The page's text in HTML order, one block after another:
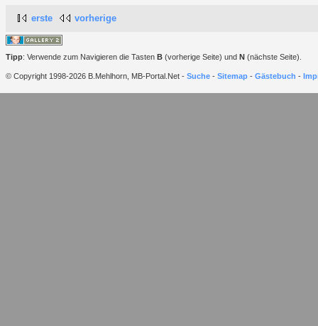
erste vorherige
Tipp: Verwende zum Navigieren die Tasten B (vorherige Seite) und N (nächste Seite).
© Copyright 1998-2026 B.Mehlhorn, MB-Portal.Net - Suche - Sitemap - Gästebuch -